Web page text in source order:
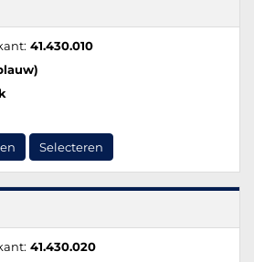
41.430.010
Selecteren
41.430.020